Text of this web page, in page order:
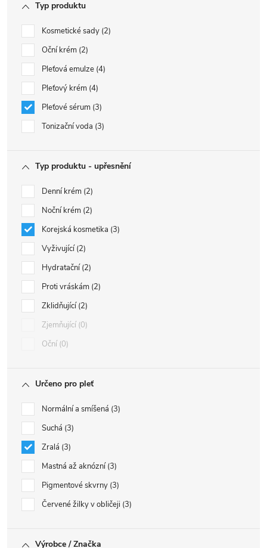
Typ produktu
Kosmetické sady 2
Oční krém 2
Pleťová emulze 4
Pleťový krém 4
Pleťové sérum 3
Tonizační voda 3
Typ produktu - upřesnění
Denní krém 2
Noční krém 2
Korejská kosmetika 3
Vyživující 2
Hydratační 2
Proti vráskám 2
Zklidňující 2
Zjemňující 0
Oční 0
Určeno pro pleť
Normální a smíšená 3
Suchá 3
Zralá 3
Mastná až aknózní 3
Pigmentové skvrny 3
Červené žilky v obličeji 3
Výrobce / Značka